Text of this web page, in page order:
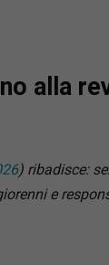
alla
) ribadisce:
e